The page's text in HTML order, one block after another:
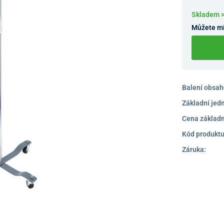
Skladem
Můžete
Balení
Základní
Cena
Kód
Záruka: